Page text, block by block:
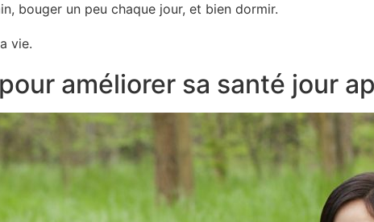
bouger un peu chaque jour, et bien dormir.
vie.
améliorer sa santé jour